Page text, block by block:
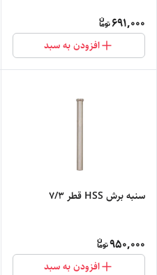
691,000
افزودن به سبد
سنبه برش HSS قطر 7/3
950,000
افزودن به سبد